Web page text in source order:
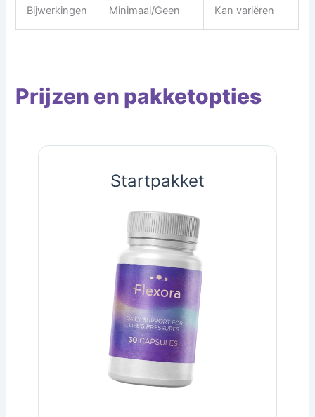
Bijwerkingen Minimaal/Geen Kan variëren
Prijzen en pakketopties
Startpakket